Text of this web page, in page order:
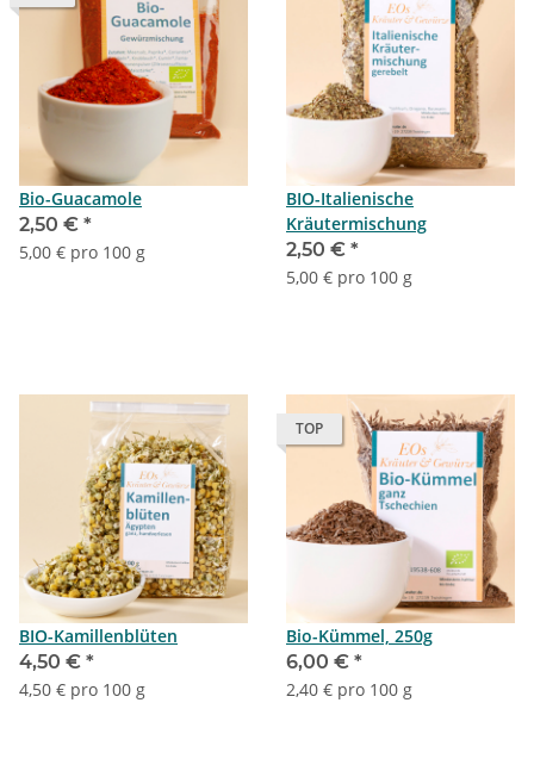
Bio-Guacamole
2,50 € *
5,00 € pro 100 g
BIO-Italienische
Kräutermischung
2,50 € *
5,00 € pro 100 g
BIO-Kamillenblüten
4,50 € *
4,50 € pro 100 g
TOP
Bio-Kümmel, 250g
6,00 € *
2,40 € pro 100 g